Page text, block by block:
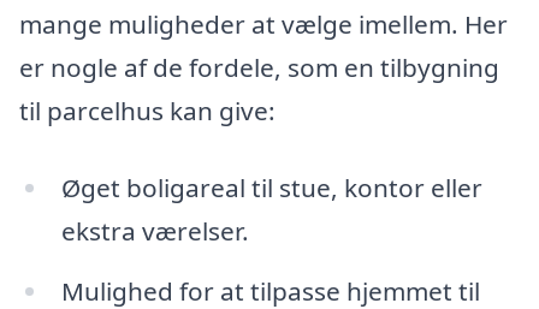
mange muligheder at vælge imellem. Her
er nogle af de fordele, som en tilbygning
til parcelhus kan give:
Øget boligareal til stue, kontor eller
ekstra værelser.
Mulighed for at tilpasse hjemmet til